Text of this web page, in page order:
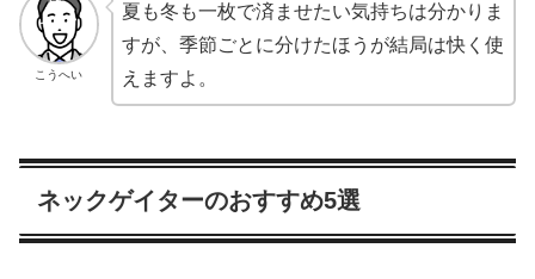
こうへい
夏も冬も一枚で済ませたい気持ちは分かりま
すが、季節ごとに分けたほうが結局は快く使
えますよ。
ネックゲイターのおすすめ5選